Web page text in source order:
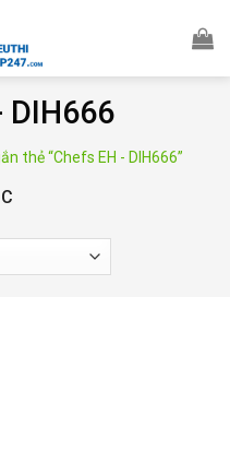
DIH666
thẻ “Chefs EH - DIH666”